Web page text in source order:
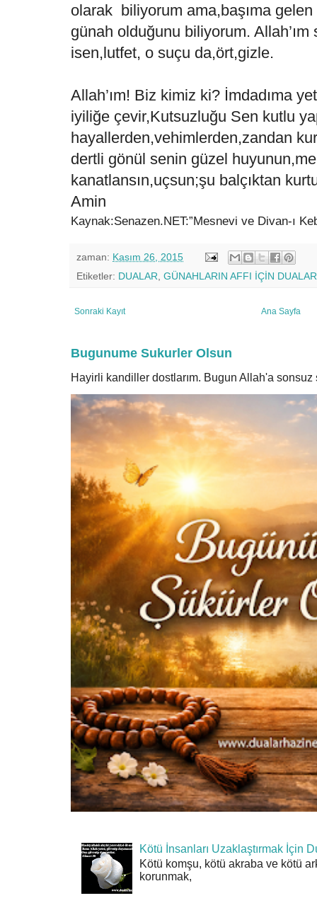
olarak biliyorum ama,başıma
günah olduğunu biliyorum.
isen,lutfet, o suçu da,ört,gizle.
Allah’ım! Biz kimiz ki? İmdadıma
iyiliğe çevir,Kutsuzluğu Sen kutlu
hayallerden,vehimlerden,zandan
dertli gönül senin güzel
kanatlansın,uçsun;şu balçıktan
Amin
Kaynak:Senazen.NET:”Mesnevi ve Divan-ı
zaman: Kasım 26, 2015
Etiketler: DUALAR GÜNAHLARIN AFFI İÇİN DUALAR
Sonraki Kayıt Ana Sayfa
Bugunume Sukurler Olsun
Hayirli kandiller dostlarım. Bugun Allah'a
Kötü İnsanları Uzaklaştırmak İçin
Kötü komşu, kötü akraba ve kötü
korunmak,